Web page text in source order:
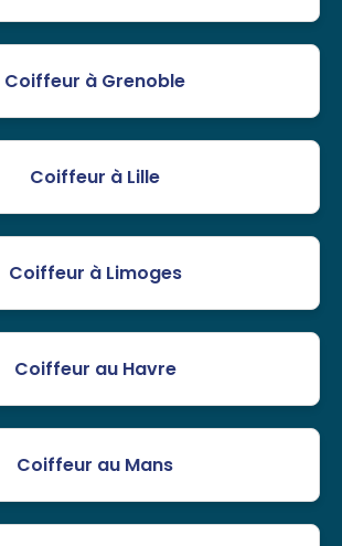
Coiffeur à Grenoble
Coiffeur à Lille
Coiffeur à Limoges
Coiffeur au Havre
Coiffeur au Mans